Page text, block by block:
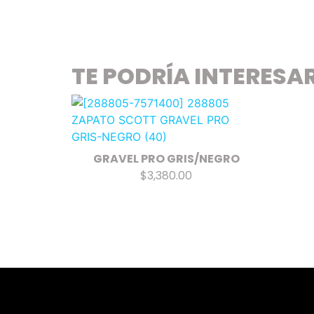
TE PODRÍA
GRAVEL PRO GRIS/NEGRO
$3,380.00